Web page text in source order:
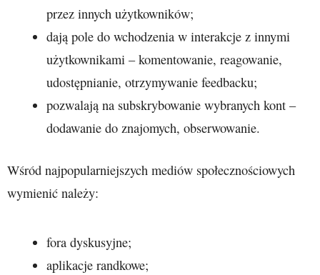
przez innych użytkowników;
dają pole do wchodzenia w interakcje z innymi
użytkownikami – komentowanie, reagowanie,
udostępnianie, otrzymywanie feedbacku;
pozwalają na subskrybowanie wybranych kont –
dodawanie do znajomych, obserwowanie.
Wśród najpopularniejszych mediów społecznościowych
wymienić należy:
fora dyskusyjne;
aplikacje randkowe;